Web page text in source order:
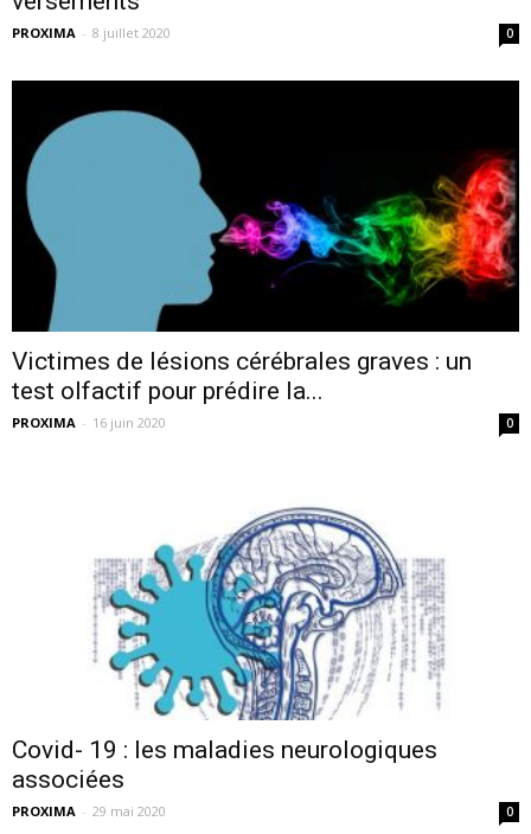
PROXIMA - 8 juillet 2020 0
Victimes de lésions cérébrales graves : un
test olfactif pour prédire la...
PROXIMA - 16 juin 2020 0
Covid- 19 : les maladies neurologiques
associées
PROXIMA - 29 mai 2020 0